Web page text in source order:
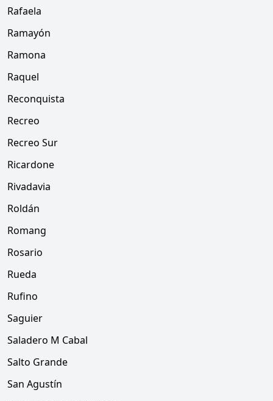
Rafaela
Ramayón
Ramona
Raquel
Reconquista
Recreo
Recreo Sur
Ricardone
Rivadavia
Roldán
Romang
Rosario
Rueda
Rufino
Saguier
Saladero M Cabal
Salto Grande
San Agustín